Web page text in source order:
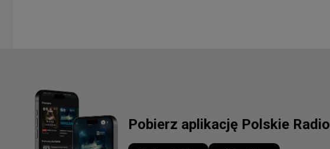
Pobierz aplikację Polskie Radio